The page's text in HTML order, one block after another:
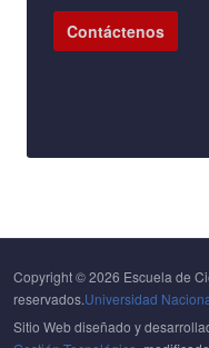
Contáctenos
Copyright © 2026 Escuela de
reservados.Universidad
Sitio Web diseñado y